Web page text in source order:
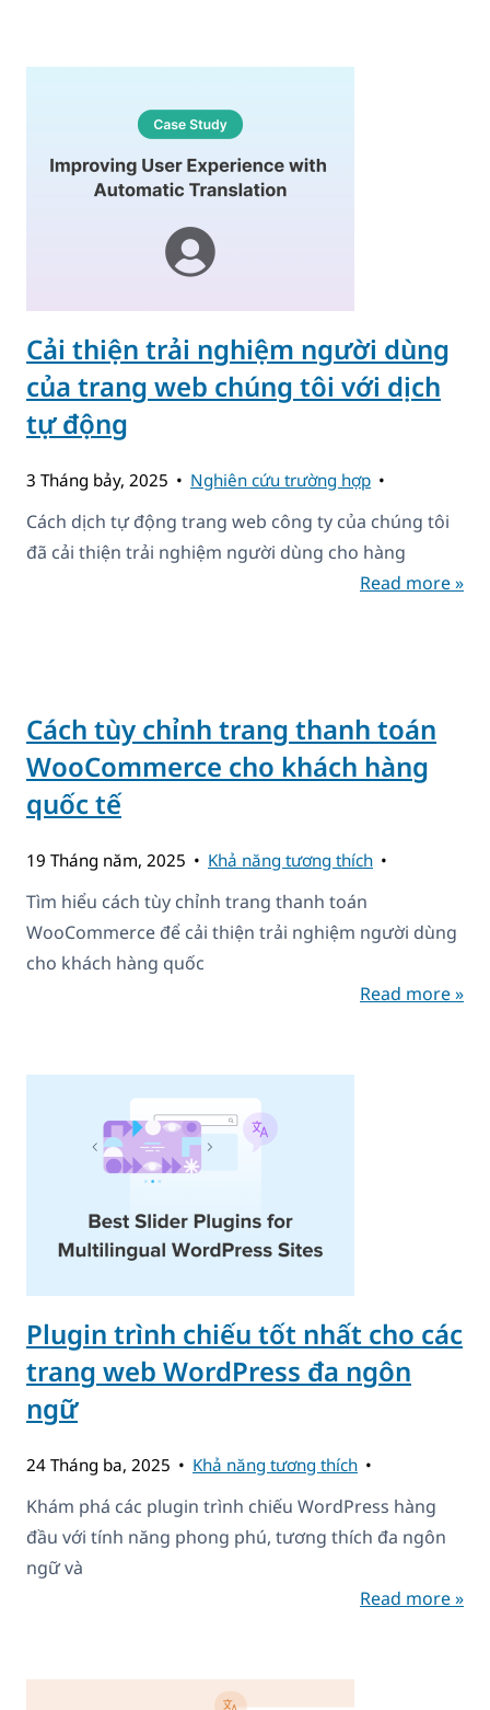
Cải thiện trải nghiệm người dùng
của trang web chúng tôi với dịch
tự động
3 Tháng bảy, 2025 Nghiên cứu trường hợp
Cách dịch tự động trang web công ty của chúng tôi
đã cải thiện trải nghiệm người dùng cho hàng
Read more »
Cách tùy chỉnh trang thanh toán
WooCommerce cho khách hàng
quốc tế
19 Tháng năm, 2025 Khả năng tương thích
Tìm hiểu cách tùy chỉnh trang thanh toán
WooCommerce để cải thiện trải nghiệm người dùng
cho khách hàng quốc
Read more »
Plugin trình chiếu tốt nhất cho các
trang web WordPress đa ngôn
ngữ
24 Tháng ba, 2025 Khả năng tương thích
Khám phá các plugin trình chiếu WordPress hàng
đầu với tính năng phong phú, tương thích đa ngôn
ngữ và
Read more »